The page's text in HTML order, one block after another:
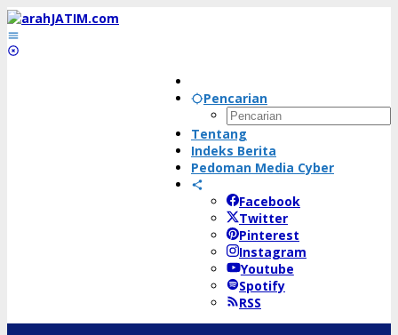
Lewati
ke
konten
Pencarian
Tentang
Indeks Berita
Pedoman Media Cyber
Facebook
Twitter
Pinterest
Instagram
Youtube
Spotify
RSS